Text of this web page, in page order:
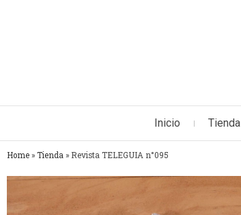
Inicio Tienda
Home » Tienda » Revista TELEGUIA n°095